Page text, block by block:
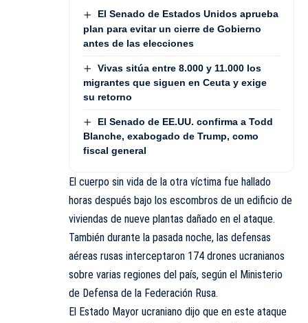
El Senado de Estados Unidos aprueba
plan para evitar un cierre de Gobierno
antes de las elecciones
Vivas sitúa entre 8.000 y 11.000 los
migrantes que siguen en Ceuta y exige
su retorno
El Senado de EE.UU. confirma a Todd
Blanche, exabogado de Trump, como
fiscal general
El cuerpo sin vida de la otra víctima fue hallado
horas después bajo los escombros de un edificio de
viviendas de nueve plantas dañado en el ataque.
También durante la pasada noche, las defensas
aéreas rusas interceptaron 174 drones ucranianos
sobre varias regiones del país, según el Ministerio
de Defensa de la Federación Rusa.
El Estado Mayor ucraniano dijo que en este ataque